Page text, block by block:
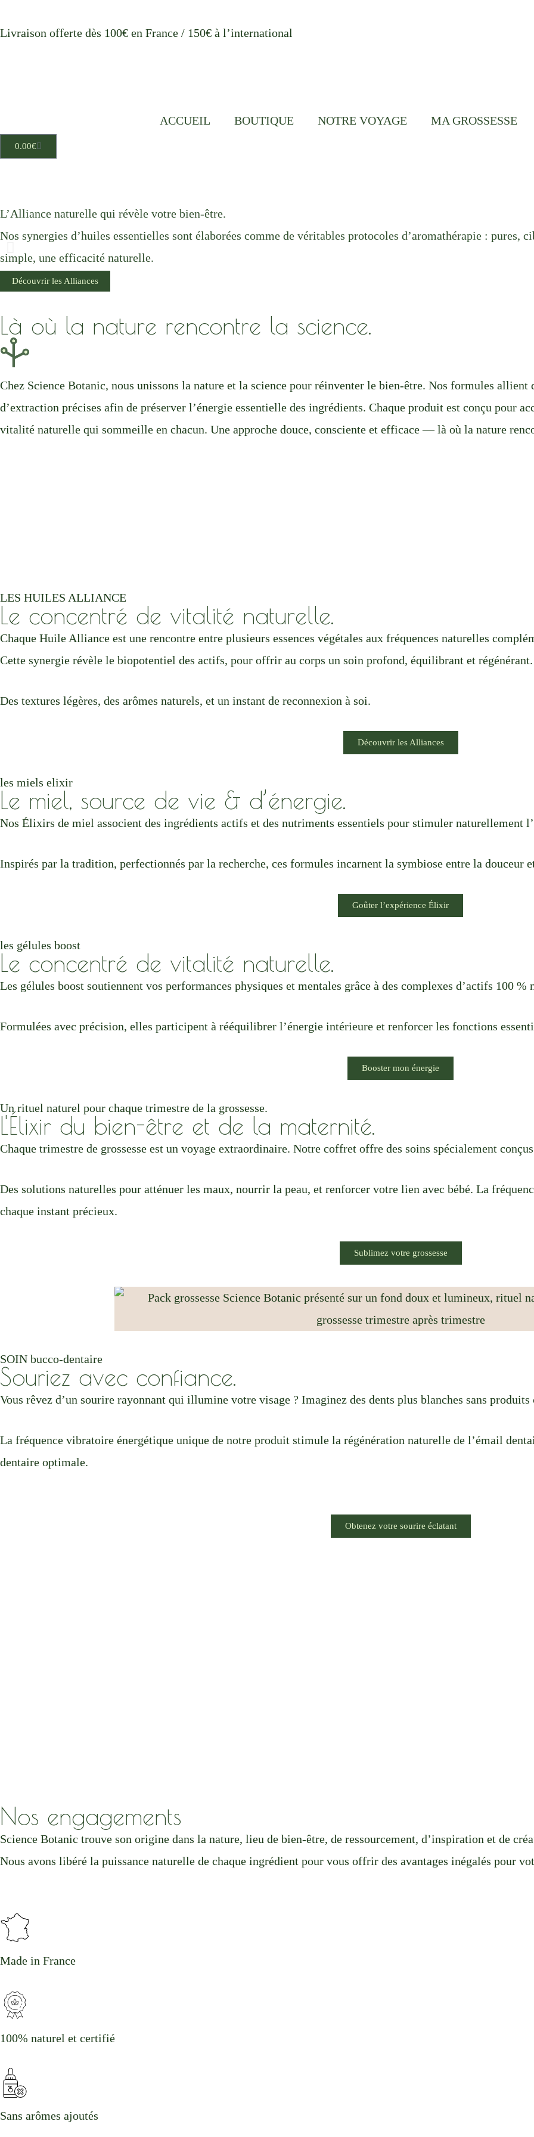
au
Livraison offerte dès 100€ en France / 150€ à l’international
ACCUEIL BOUTIQUE NOTRE VOYAGE MA GROSSESSE
0.00€Cart
L’Alliance naturelle qui révèle votre bien-être.
Nos synergies d’huiles essentielles sont élaborées comme de véritables protocoles d’aromathérapie : pures,
simple, une efficacité naturelle.
Découvrir les Alliances
Là où la nature rencontre la science.
Chez Science Botanic, nous unissons la nature et la science pour réinventer le bien-être. Nos formules allient
d’extraction précises afin de préserver l’énergie essentielle des ingrédients. Chaque produit est conçu pour
vitalité naturelle qui sommeille en chacun. Une approche douce, consciente et efficace — là où la nature
LES HUILES ALLIANCE
Le concentré de vitalité naturelle.
Chaque Huile Alliance est une rencontre entre plusieurs essences végétales aux fréquences naturelles
Cette synergie révèle le biopotentiel des actifs, pour offrir au corps un soin profond, équilibrant et régénérant.
Des textures légères, des arômes naturels, et un instant de reconnexion à soi.
Découvrir les Alliances
les miels elixir
Le miel, source de vie & d’énergie.
Nos Élixirs de miel associent des ingrédients actifs et des nutriments essentiels pour stimuler naturellement
Inspirés par la tradition, perfectionnés par la recherche, ces formules incarnent la symbiose entre la douceur
Goûter l’expérience Élixir
les gélules boost
Le concentré de vitalité naturelle.
Les gélules boost soutiennent vos performances physiques et mentales grâce à des complexes d’actifs 100 %
Formulées avec précision, elles participent à rééquilibrer l’énergie intérieure et renforcer les fonctions
Booster mon énergie
Un rituel naturel pour chaque trimestre de la grossesse.
L'Élixir du bien-être et de la maternité.
Chaque trimestre de grossesse est un voyage extraordinaire. Notre coffret offre des soins spécialement
Des solutions naturelles pour atténuer les maux, nourrir la peau, et renforcer votre lien avec bébé. La
chaque instant précieux.
Sublimez votre grossesse
SOIN bucco-dentaire
Souriez avec confiance.
Vous rêvez d’un sourire rayonnant qui illumine votre visage ? Imaginez des dents plus blanches sans
La fréquence vibratoire énergétique unique de notre produit stimule la régénération naturelle de l’émail
dentaire optimale.
Obtenez votre sourire éclatant
Nos engagements
Science Botanic trouve son origine dans la nature, lieu de bien-être, de ressourcement, d’inspiration et de
Nous avons libéré la puissance naturelle de chaque ingrédient pour vous offrir des avantages inégalés pour
Made in France
100% naturel et certifié
Sans arômes ajoutés